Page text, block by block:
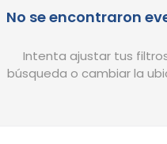
No se encontraron
Intenta ajustar tus
búsqueda o cambiar la